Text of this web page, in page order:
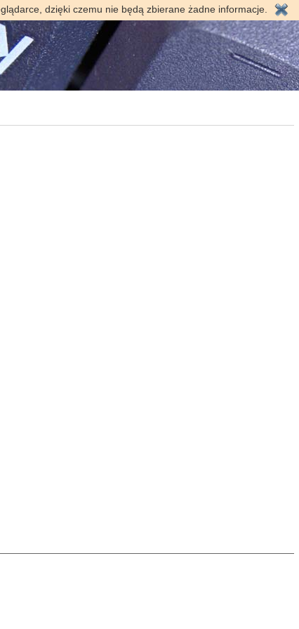
dzięki czemu nie będą zbierane żadne informacje.